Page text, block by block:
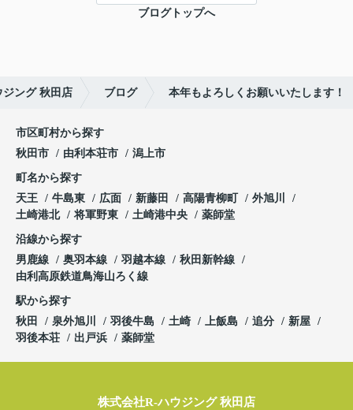
ブログトップへ
ング 秋田店 ブログ 本年もよろしくお願いいたします！
市区町村から探す
秋田市
由利本荘市 潟上市
町名から探す
天王
牛島東 広面 新藤田 高陽青柳町
外旭川
土崎港北
将軍野東 土崎港中央 薬師堂
沿線から探す
男鹿線
奥羽本線 羽越本線
秋田新幹線
由利高原鉄道鳥海山ろく線
駅から探す
秋田
泉外旭川 羽後牛島 土崎 上飯島 追分
新屋
羽後本荘
出戸浜 薬師堂
株式会社R-ハウジング 秋田店